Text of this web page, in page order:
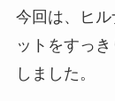
今回は、ヒ
ットをすっ
しました。